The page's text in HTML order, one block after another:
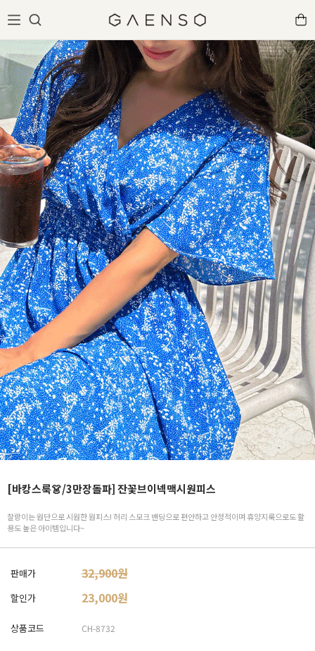
[바캉스룩👗/3만장돌파] 잔꽃브이넥맥시원피스
찰랑이는 원단으로 시원한 원피스! 허리 스모크 밴딩으로 편안하고 안정적이며 휴양지룩으로도 활
용도 높은 아이템입니다~
판매가 32,900원
할인가 23,000원
상품코드 CH-8732